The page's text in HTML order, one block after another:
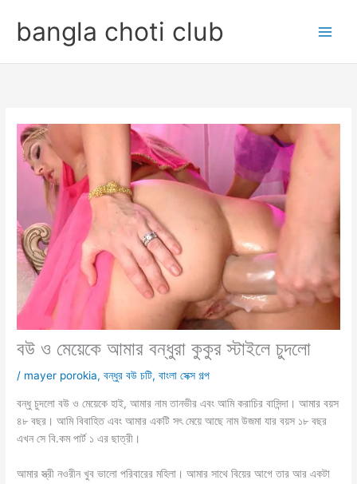
contentbangla choti club
বউ ও মেয়েকে আমার বন্ধুরা কুকুর স্টাইলে চুদলো
/ mayer porokia,বন্ধুর বউ চটি,বাংলা সেক্স গল্প
বন্ধু চুদলো বউ ও মেয়েকে হাই, আমার নাম তানভীর এবং আমি করাচির বাসিন্দা। আমার বয়স
৪৮ বছর। আমি বিবাহিত এবং আমার একটি সৎ মেয়ে আছে নাম উজমা যার বয়স ১৮ বছর
এখন সে বি.কম পার্ট ১ এর ছাত্রী।
আমার স্ত্রী নওরীন খুব ভালো পরিবারের মহিলা। আমার সাথে বিয়ের আগে তার আর একটা